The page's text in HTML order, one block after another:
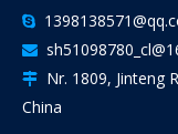



Nr. 1809, Jinteng
China